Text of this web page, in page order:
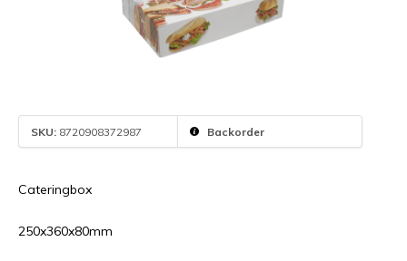
SKU: 8720908372987 Backorder
Cateringbox
250x360x80mm